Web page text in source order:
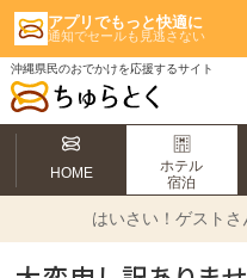
アプリでもっと快適に
通知でセールも見逃さない
沖縄県民のおでかけを応援するサイト
HOME
ホテル
宿泊
はいさい！ ゲストさ